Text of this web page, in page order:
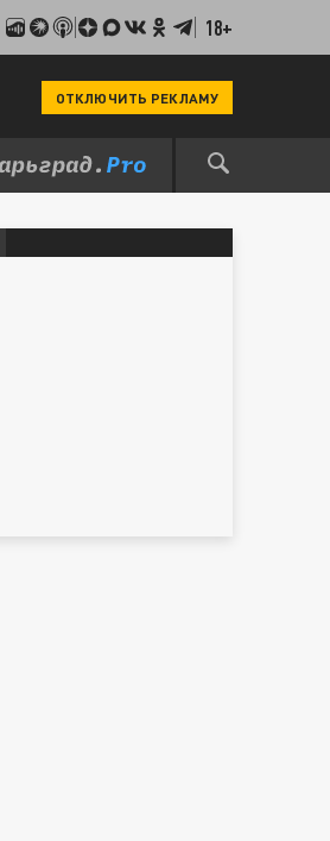
18+
ОТКЛЮЧИТЬ РЕКЛАМУ